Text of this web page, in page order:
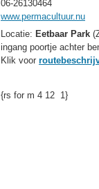
06-26130464
www.permacultuur.nu
Locatie: Eetbaar Park
ingang poortje achter
Klik voor
{rs for m 4 12 1}